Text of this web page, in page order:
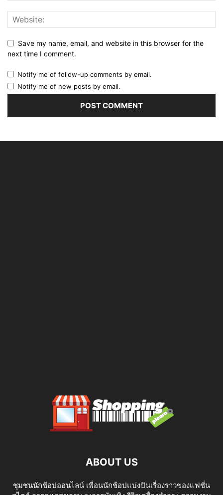
Save my name, email, and website in this browser for the
next time I comment.
Notify me of follow-up comments by email.
Notify me of new posts by email.
ABOUT US
ชุมชนนักช้อปออนไลน์ เพื่อนนักช้อปแบ่งปันเรื่องราวของแฟชั่น